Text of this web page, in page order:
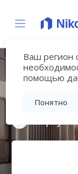
Ваш регион
помощью
Понятно
«ВЕЕР»